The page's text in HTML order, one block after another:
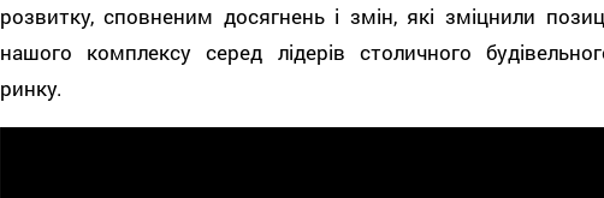
розвитку, сповненим досягнень і змін, які зміцнили
нашого комплексу серед лідерів столичного
ринку.